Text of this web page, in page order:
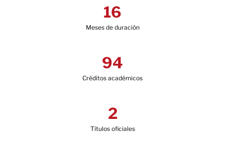
16
Meses de duración
94
Créditos académicos
2
Títulos oficiales